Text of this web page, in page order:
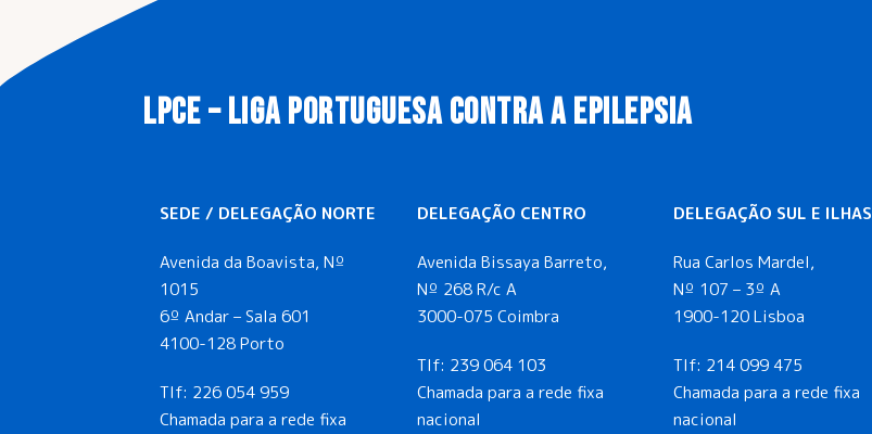
LPCE – LIGA PORTUGUESA CONTRA A EPILEPSIA
SEDE / DELEGAÇÃO NORTE
Avenida da Boavista, Nº
1015
6º Andar – Sala 601
4100-128 Porto
Tlf: 226 054 959
Chamada para a rede fixa
DELEGAÇÃO CENTRO
Avenida Bissaya Barreto,
Nº 268 R/c A
3000-075 Coimbra
Tlf: 239 064 103
Chamada para a rede fixa
nacional
DELEGAÇÃO SUL E ILHAS
Rua Carlos Mardel,
Nº 107 – 3º A
1900-120 Lisboa
Tlf: 214 099 475
Chamada para a rede fixa
nacional